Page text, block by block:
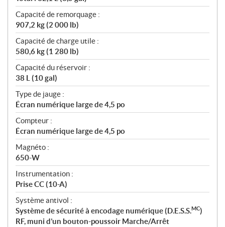
Capacité de remorquage :
907,2 kg (2 000 lb)
Capacité de charge utile :
580,6 kg (1 280 lb)
Capacité du réservoir :
38 L (10 gal)
Type de jauge :
Écran numérique large de 4,5 po
Compteur :
Écran numérique large de 4,5 po
Magnéto :
650-W
Instrumentation :
Prise CC (10-A)
Système antivol :
Système de sécurité à encodage numérique (D.E.S.S.MC)
RF, muni d’un bouton-poussoir Marche/Arrêt